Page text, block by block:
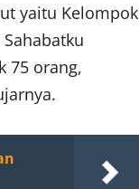
yaitu Kelompok
75 orang,